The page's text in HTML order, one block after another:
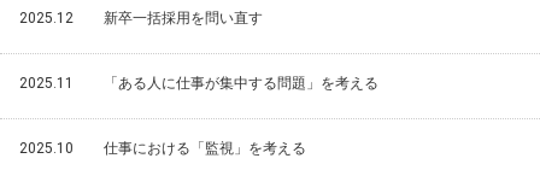
2025.12 新卒一括採用を問い直す
2025.11 「ある人に仕事が集中する問題」を考える
2025.10 仕事における「監視」を考える